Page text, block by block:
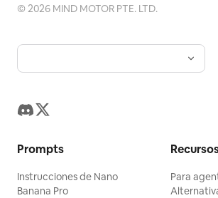
©2026 MIND MOTOR PTE. LTD.
Prompts
Instrucciones de Nano
Banana Pro
Para